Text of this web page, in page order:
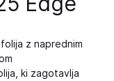
z naprednim
ki zagotavlja